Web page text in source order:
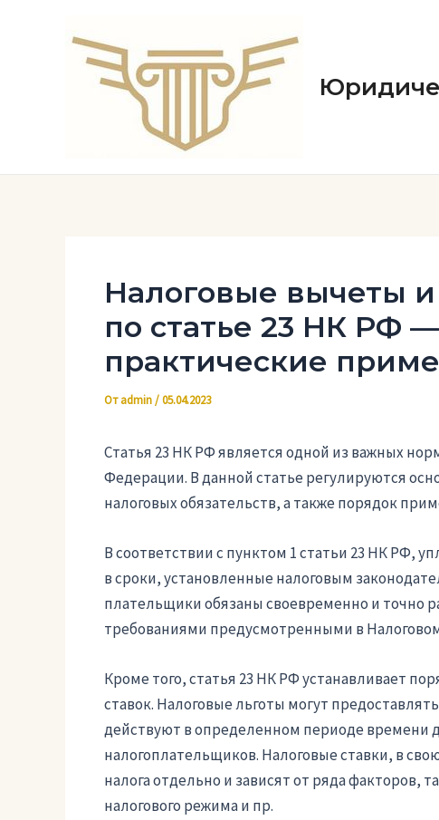
содержимому
Налоговые вычеты
по статье 23 НК РФ
практические
Отadmin/05.04.2023
Статья 23 НК РФ является одной из важных
Федерации. В данной статье регулируются
налоговых обязательств, а также порядок
В соответствии с пунктом 1 статьи 23 НК РФ,
в сроки, установленные налоговым
плательщики обязаны своевременно и точно
требованиями предусмотренными в
Кроме того, статья 23 НК РФ устанавливает
ставок. Налоговые льготы могут
действуют в определенном периоде времени
налогоплательщиков. Налоговые ставки, в
налога отдельно и зависят от ряда факторов,
налогового режима и пр.